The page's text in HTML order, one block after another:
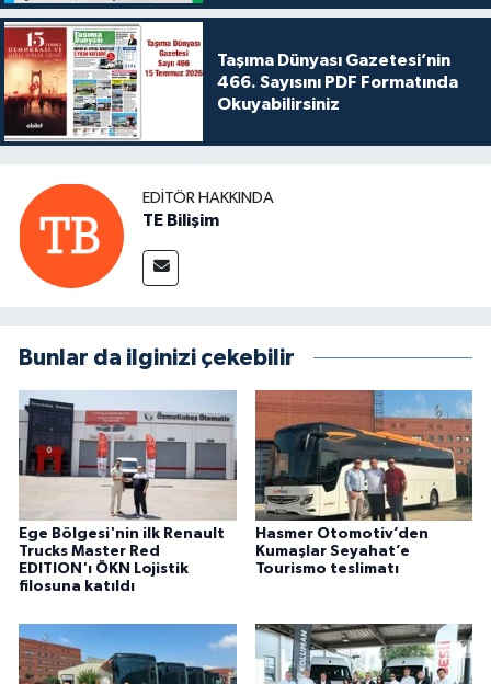
Taşıma Dünyası Gazetesi’nin
466. Sayısını PDF Formatında
Okuyabilirsiniz
EDITÖR HAKKINDA
TE Bilişim
Bunlar da ilginizi çekebilir
Ege Bölgesi'nin ilk Renault
Trucks Master Red
EDITION'ı ÖKN Lojistik
filosuna katıldı
Hasmer Otomotiv’den
Kumaşlar Seyahat’e
Tourismo teslimatı